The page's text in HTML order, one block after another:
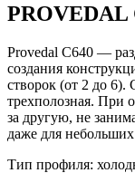
PROVEDAL
Provedal C640 —
создания
створок (от 2 до 6).
трехполозная. При
за другую, не
даже для
Тип профиля: